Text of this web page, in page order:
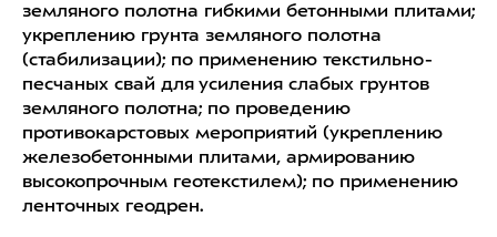
земляного полотна гибкими бетонными плитами;
укреплению грунта земляного полотна
(стабилизации); по применению текстильно-
песчаных свай для усиления слабых грунтов
земляного полотна; по проведению
противокарстовых мероприятий (укреплению
железобетонными плитами, армированию
высокопрочным геотекстилем); по применению
ленточных геодрен.